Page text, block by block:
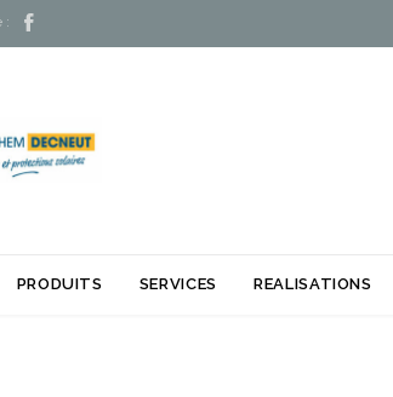
: 
PRODUITS SERVICES REALISATIONS